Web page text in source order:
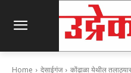
Home देसाईगंज
कोंढाळा येथील